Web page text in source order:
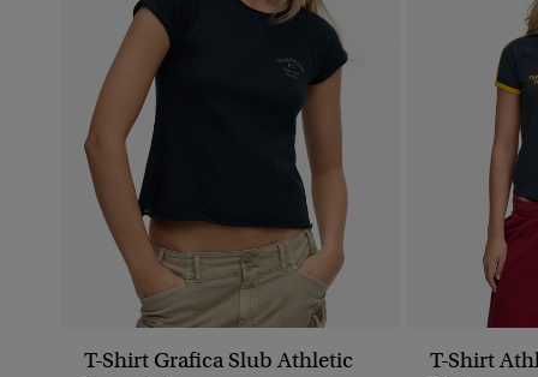
T-Shirt Grafica Slub Athletic
T-Shirt